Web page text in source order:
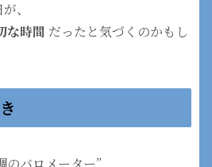
、
な時間 だったと気づくのかもし